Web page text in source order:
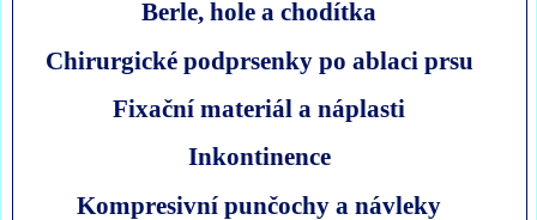
Berle, hole a chodítka
Chirurgické podprsenky po ablaci prsu
Fixační materiál a náplasti
Inkontinence
Kompresivní punčochy a návleky